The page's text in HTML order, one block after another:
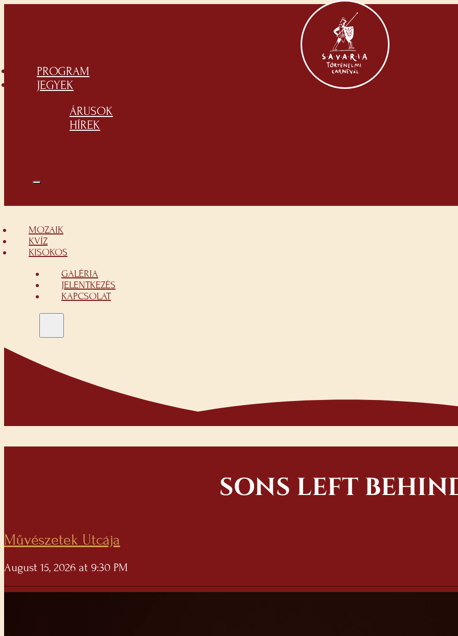
PROGRAM
JEGYEK
ÁRUSOK
HÍREK
MOZAIK
KVÍZ
KISOKOS
GALÉRIA
JELENTKEZÉS
KAPCSOLAT
SONS LEFT
Művészetek Utcája
August 15, 2026 at 9:30 PM